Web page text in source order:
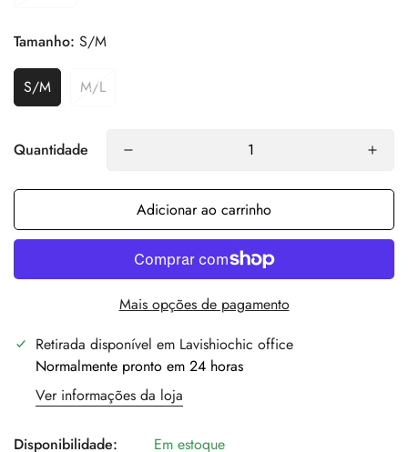
Tamanho: S/M
S/M M/L
Quantidade
Adicionar ao carrinho
Mais opções de pagamento
Retirada disponível em Lavishiochic office
Normalmente pronto em 24 horas
Ver informações da loja
Disponibilidade: Em estoque